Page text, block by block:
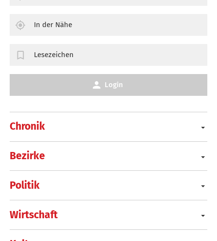
Chronik
Bezirke
Politik
Wirtschaft
In der Nähe
Lesezeichen
Login